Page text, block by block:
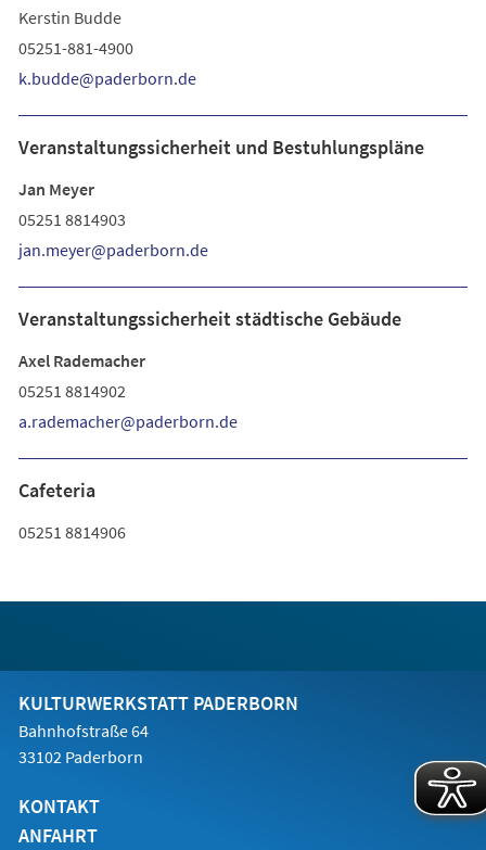
Kerstin Budde
05251-881-4900
k.budde
paderborn de
Veranstaltungssicherheit und Bestuhlungspläne
Jan Meyer
05251 8814903
jan.meyer
paderborn de
Veranstaltungssicherheit städtische Gebäude
Axel Rademacher
05251 8814902
a.rademacher
paderborn de
Cafeteria
05251 8814906
KULTURWERKSTATT PADERBORN
Bahnhofstraße 64
33102 Paderborn
KONTAKT
ANFAHRT